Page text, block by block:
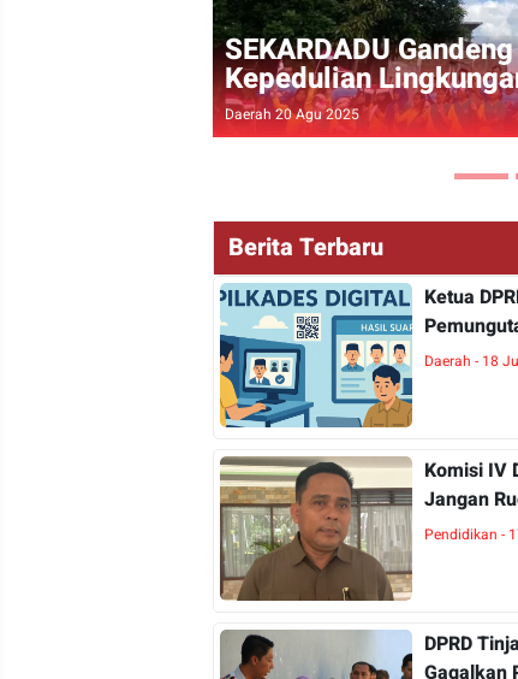
Spot Baru
Tarik Wisata
Pariwisata 07 Okt 2024
Berita Terbaru
Ketua
Daerah - 18
Komisi IV
Jangan
Pendidikan -
DPRD
Gagalkan